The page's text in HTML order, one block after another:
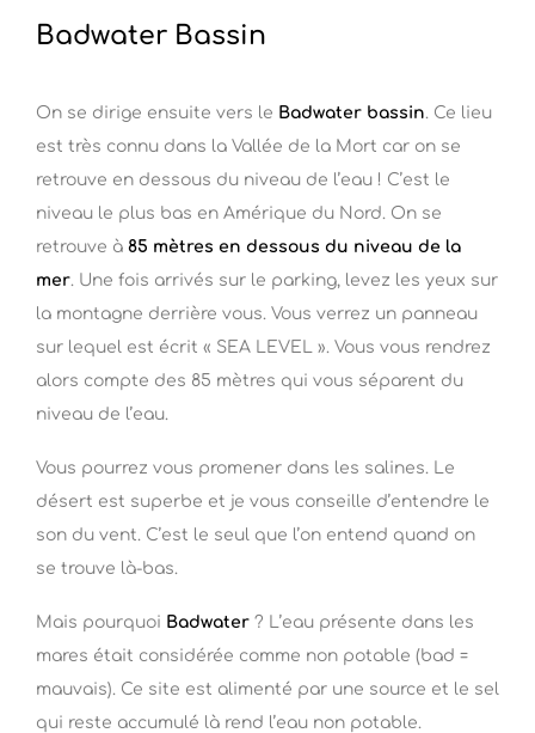
Badwater Bassin
On se dirige ensuite vers le Badwater bassin. Ce lieu
est très connu dans la Vallée de la Mort car on se
retrouve en dessous du niveau de l’eau ! C’est le
niveau le plus bas en Amérique du Nord. On se
retrouve à 85 mètres en dessous du niveau de la
mer. Une fois arrivés sur le parking, levez les yeux sur
la montagne derrière vous. Vous verrez un panneau
sur lequel est écrit « SEA LEVEL ». Vous vous rendrez
alors compte des 85 mètres qui vous séparent du
niveau de l’eau.
Vous pourrez vous promener dans les salines. Le
désert est superbe et je vous conseille d’entendre le
son du vent. C’est le seul que l’on entend quand on
se trouve là-bas.
Mais pourquoi Badwater ? L’eau présente dans les
mares était considérée comme non potable (bad =
mauvais). Ce site est alimenté par une source et le sel
qui reste accumulé là rend l’eau non potable.